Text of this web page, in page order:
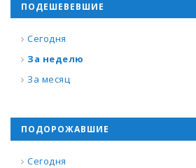
ПОДЕШЕВЕВШИЕ
Сегодня
За неделю
За месяц
ПОДОРОЖАВШИЕ
Сегодня